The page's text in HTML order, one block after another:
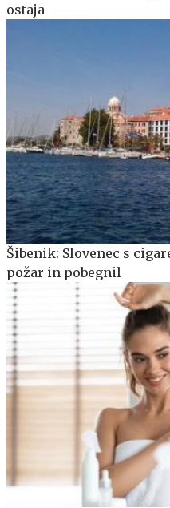
ostaja
Šibenik: Slovenec s
požar in pobegnil